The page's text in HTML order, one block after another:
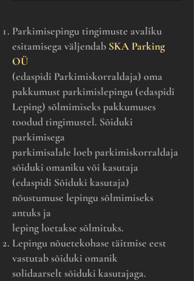
Parkimisepingu tingimuste avaliku
esitamisega väljendab SKA Parking
OÜ
(edaspidi Parkimiskorraldaja) oma
pakkumust parkimislepingu (edaspidi
Leping) sõlmimiseks pakkumuses
toodud tingimustel. Sõiduki
parkimisega
parkimisalale loeb parkimiskorraldaja
sõiduki omaniku või kasutaja
(edaspidi Sõiduki kasutaja)
nõustumuse lepingu sõlmimiseks
antuks ja
leping loetakse sõlmituks.
Lepingu nõuetekohase täitmise eest
vastutab sõiduki omanik
solidaarselt sõiduki kasutajaga.